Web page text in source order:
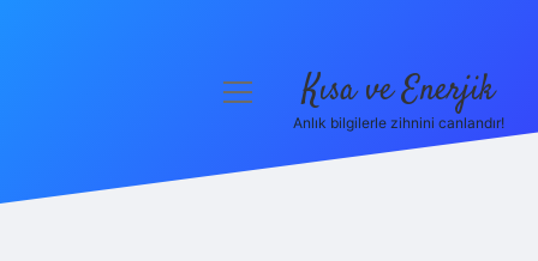
menüyü
Kısa ve Enerjik
Anlık bilgilerle zihnini canlandır!